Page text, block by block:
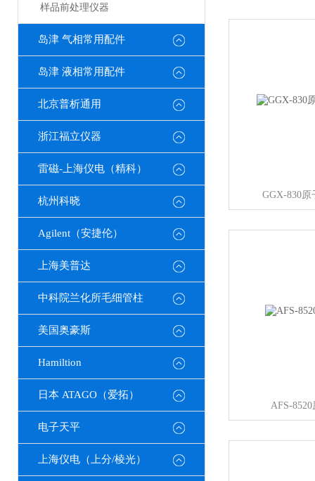
样品前处理仪器
岛津 气相常用配件
岛津 液相常用配件
北京普析通用
浙江福立仪器
雷磁-上海仪电（精科）
杭州科晓
Agilent（安捷伦）
上海美普达
中科院兰化所毛细管柱
美国奥豪斯
Hamiltion
日本 ATAGO（爱拓）
电子天平
上海仪电（上分/棱光）
GGX-830
AFS-